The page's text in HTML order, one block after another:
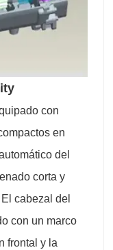
con
en
del
corta y
cabezal del
con un marco
frontal y la